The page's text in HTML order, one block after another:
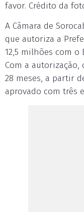
favor. Crédito da
A Câmara de
que autoriza a
12,5 milhões com o
Com a autorização,
28 meses, a partir
aprovado com três